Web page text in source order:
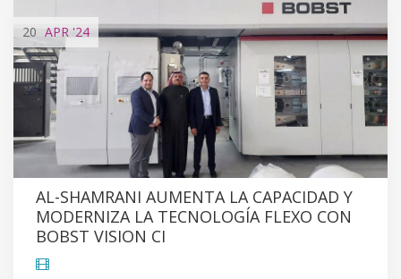
20 APR '24
AL-SHAMRANI AUMENTA LA CAPACIDAD Y
MODERNIZA LA TECNOLOGÍA FLEXO CON
BOBST VISION CI